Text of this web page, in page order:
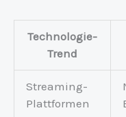
Technologie-
Trend
Streaming-
Plattformen